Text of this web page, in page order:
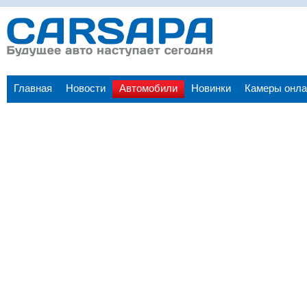
Главная Новости Автомобили Новинки Камеры